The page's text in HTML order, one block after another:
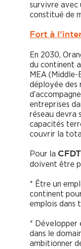
survivre avec
constitué de
Fort à
En 2030,
du continent
MEA
déployée des
entreprises
réseau devra
capacités
couvrir la
Pour la CFDT
doivent être
* Être un
continent
emplois dans
* Développer
dans le
ambitionner